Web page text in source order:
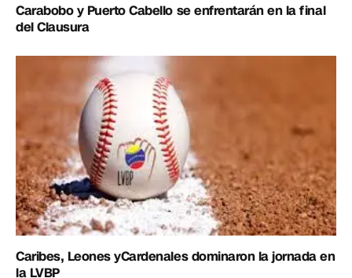
Carabobo y Puerto Cabello se enfrentarán en la final
del Clausura
Caribes, Leones yCardenales dominaron la jornada en
la LVBP